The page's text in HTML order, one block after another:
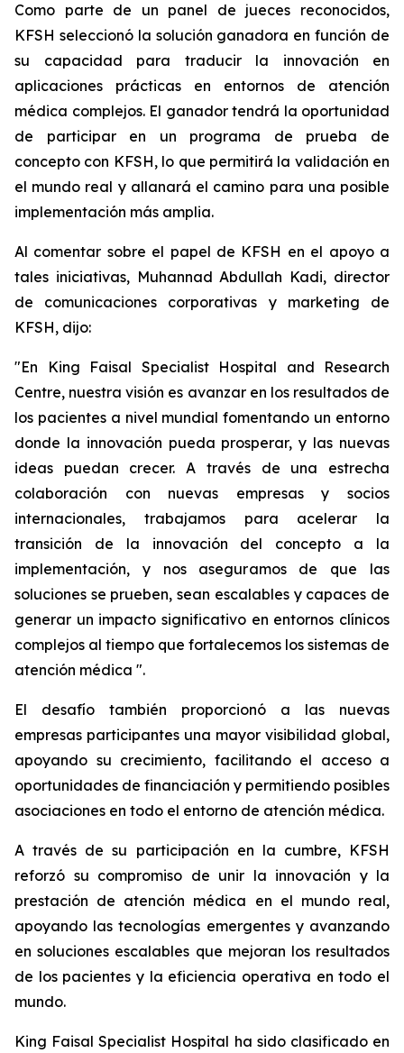
Como parte de un panel de jueces reconocidos,
KFSH seleccionó la solución ganadora en función de
su capacidad para traducir la innovación en
aplicaciones prácticas en entornos de atención
médica complejos. El ganador tendrá la oportunidad
de participar en un programa de prueba de
concepto con KFSH, lo que permitirá la validación en
el mundo real y allanará el camino para una posible
implementación más amplia.
Al comentar sobre el papel de KFSH en el apoyo a
tales iniciativas, Muhannad Abdullah Kadi, director
de comunicaciones corporativas y marketing de
KFSH, dijo:
"En King Faisal Specialist Hospital and Research
Centre, nuestra visión es avanzar en los resultados de
los pacientes a nivel mundial fomentando un entorno
donde la innovación pueda prosperar, y las nuevas
ideas puedan crecer. A través de una estrecha
colaboración con nuevas empresas y socios
internacionales, trabajamos para acelerar la
transición de la innovación del concepto a la
implementación, y nos aseguramos de que las
soluciones se prueben, sean escalables y capaces de
generar un impacto significativo en entornos clínicos
complejos al tiempo que fortalecemos los sistemas de
atención médica ".
El desafío también proporcionó a las nuevas
empresas participantes una mayor visibilidad global,
apoyando su crecimiento, facilitando el acceso a
oportunidades de financiación y permitiendo posibles
asociaciones en todo el entorno de atención médica.
A través de su participación en la cumbre, KFSH
reforzó su compromiso de unir la innovación y la
prestación de atención médica en el mundo real,
apoyando las tecnologías emergentes y avanzando
en soluciones escalables que mejoran los resultados
de los pacientes y la eficiencia operativa en todo el
mundo.
King Faisal Specialist Hospital ha sido clasificado en